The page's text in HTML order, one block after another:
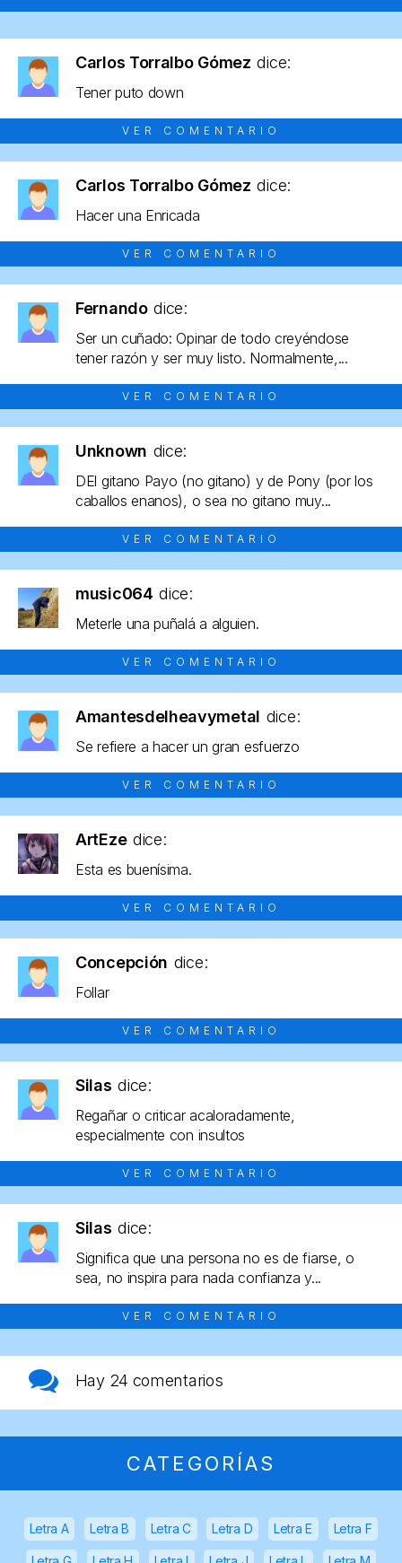
Carlos Torralbo Gómez dice:
Tener puto down
VER COMENTARIO
Carlos Torralbo Gómez dice:
Hacer una Enricada
VER COMENTARIO
Fernando dice:
Ser un cuñado: Opinar de todo creyéndose
tener razón y ser muy listo. Normalmente,...
VER COMENTARIO
Unknown dice:
DEl gitano Payo (no gitano) y de Pony (por los
caballos enanos), o sea no gitano muy...
VER COMENTARIO
music064 dice:
Meterle una puñalá a alguien.
VER COMENTARIO
Amantesdelheavymetal dice:
Se refiere a hacer un gran esfuerzo
VER COMENTARIO
ArtEze dice:
Esta es buenísima.
VER COMENTARIO
Concepción dice:
Follar
VER COMENTARIO
Silas dice:
Regañar o criticar acaloradamente,
especialmente con insultos
VER COMENTARIO
Silas dice:
Significa que una persona no es de fiarse, o
sea, no inspira para nada confianza y...
VER COMENTARIO
Hay 24 comentarios
CATEGORÍAS
Letra A Letra B Letra C Letra D Letra E Letra F